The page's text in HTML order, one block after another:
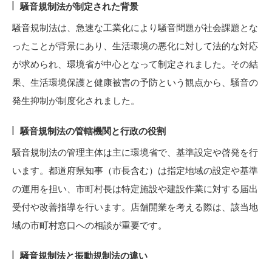
騒音規制法が制定された背景
騒音規制法は、急速な工業化により騒音問題が社会課題とな
ったことが背景にあり、生活環境の悪化に対して法的な対応
が求められ、環境省が中心となって制定されました。その結
果、生活環境保護と健康被害の予防という観点から、騒音の
発生抑制が制度化されました。
騒音規制法の管轄機関と行政の役割
騒音規制法の管理主体は主に環境省で、基準設定や啓発を行
います。都道府県知事（市長含む）は指定地域の設定や基準
の運用を担い、市町村長は特定施設や建設作業に対する届出
受付や改善指導を行います。店舗開業を考える際は、該当地
域の市町村窓口への相談が重要です。
騒音規制法と振動規制法の違い